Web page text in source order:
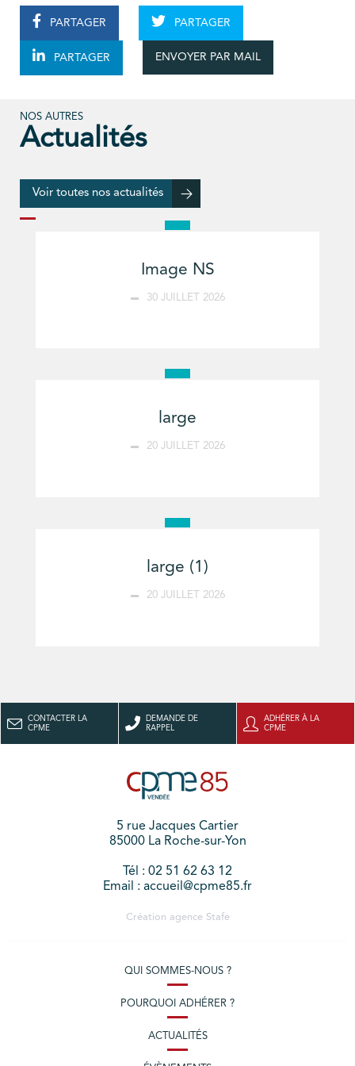
PARTAGER PARTAGER
PARTAGER ENVOYER PAR MAIL
NOS AUTRES
Actualités
Voir toutes nos actualités
Image NS
30 JUILLET 2026
large
20 JUILLET 2026
large (1)
20 JUILLET 2026
CONTACTER LA
CPME
DEMANDE DE
RAPPEL
ADHÉRER À LA
CPME
5 rue Jacques Cartier
85000 La Roche-sur-Yon
Tél : 02 51 62 63 12
Email : accueil@cpme85.fr
Création agence Stafe
QUI SOMMES-NOUS ?
POURQUOI ADHÉRER ?
ACTUALITÉS